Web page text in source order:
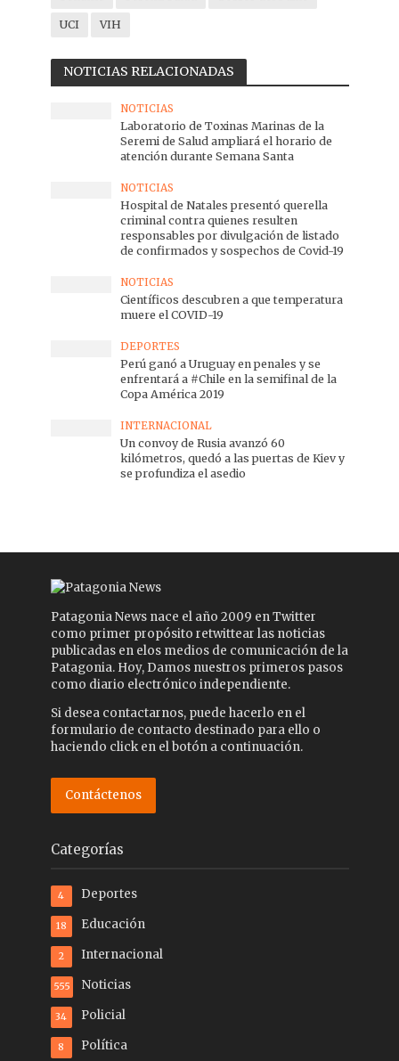
UCI VIH
NOTICIAS RELACIONADAS
NOTICIAS
Laboratorio de Toxinas Marinas de la
Seremi de Salud ampliará el horario de
atención durante Semana Santa
NOTICIAS
Hospital de Natales presentó querella
criminal contra quienes resulten
responsables por divulgación de listado
de confirmados y sospechos de Covid-19
NOTICIAS
Científicos descubren a que temperatura
muere el COVID-19
DEPORTES
Perú ganó a Uruguay en penales y se
enfrentará a #Chile en la semifinal de la
Copa América 2019
INTERNACIONAL
Un convoy de Rusia avanzó 60
kilómetros, quedó a las puertas de Kiev y
se profundiza el asedio
Patagonia News nace el año 2009 en Twitter
como primer propósito retwittear las noticias
publicadas en elos medios de comunicación de la
Patagonia. Hoy, Damos nuestros primeros pasos
como diario electrónico independiente.
Si desea contactarnos, puede hacerlo en el
formulario de contacto destinado para ello o
haciendo click en el botón a continuación.
Contáctenos
Categorías
Deportes
4
Educación
18
Internacional
2
Noticias
555
Policial
34
Política
8